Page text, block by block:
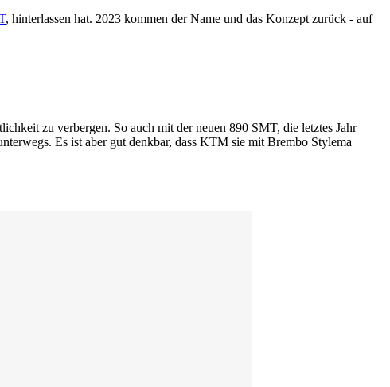
, hinterlassen hat. 2023 kommen der Name und das Konzept zurück - auf
zu verbergen. So auch mit der neuen 890 SMT, die letztes Jahr
Es ist aber gut denkbar, dass KTM sie mit Brembo Stylema